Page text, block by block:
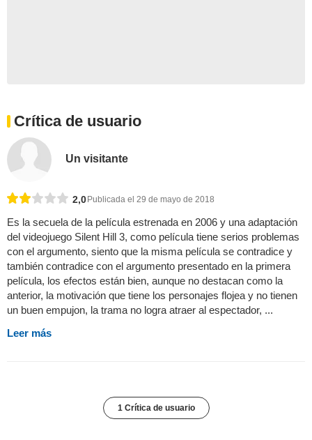
Crítica de usuario
Un visitante
2,0 Publicada el 29 de mayo de 2018
Es la secuela de la película estrenada en 2006 y una adaptación
del videojuego Silent Hill 3, como película tiene serios problemas
con el argumento, siento que la misma película se contradice y
también contradice con el argumento presentado en la primera
película, los efectos están bien, aunque no destacan como la
anterior, la motivación que tiene los personajes flojea y no tienen
un buen empujon, la trama no logra atraer al espectador, ...
Leer más
1 Crítica de usuario